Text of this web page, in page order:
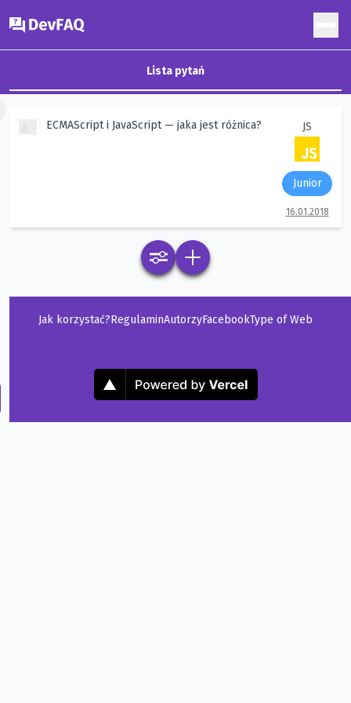
DevFAQ
Lista pytań
ECMAScript i JavaScript — jaka jest różnica? JS
Junior
16.01.2018
Jak korzystać?RegulaminAutorzyFacebookType of Web